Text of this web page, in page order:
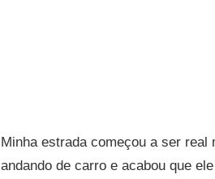
Minha estrada começou a ser
andando de carro e acabou que